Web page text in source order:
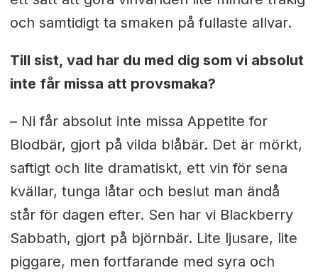
och samtidigt ta smaken på fullaste allvar.
Till sist, vad har du med dig som vi absolut
inte får missa att provsmaka?
– Ni får absolut inte missa Appetite for
Blodbär, gjort på vilda blåbär. Det är mörkt,
saftigt och lite dramatiskt, ett vin för sena
kvällar, tunga låtar och beslut man ändå
står för dagen efter. Sen har vi Blackberry
Sabbath, gjort på björnbär. Lite ljusare, lite
piggare, men fortfarande med syra och